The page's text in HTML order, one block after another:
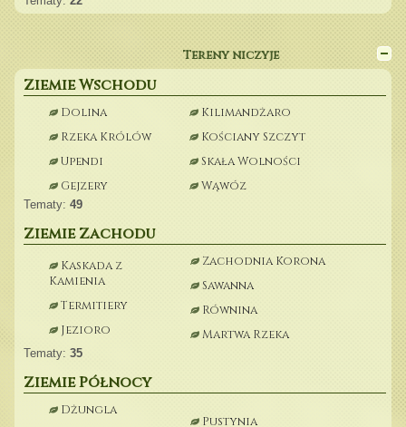
Tereny niczyje
Ziemie Wschodu
Dolina
Rzeka Królów
Upendi
Gejzery
Kilimandżaro
Kościany Szczyt
Skała Wolności
Wąwóz
Tematy:49
Ziemie Zachodu
Kaskada z
Kamienia
Termitiery
Jezioro
Zachodnia Korona
Sawanna
Równina
Martwa Rzeka
Tematy:35
Ziemie Północy
Dżungla
Pustynia